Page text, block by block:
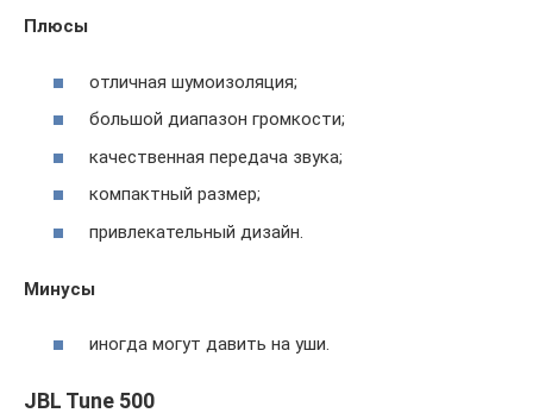
Плюсы
отличная шумоизоляция;
большой диапазон громкости;
качественная передача звука;
компактный размер;
привлекательный дизайн.
Минусы
иногда могут давить на уши.
JBL Tune 500